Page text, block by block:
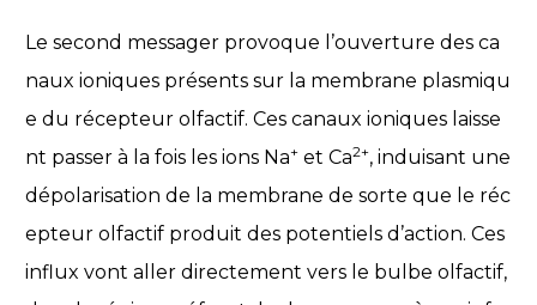
Le second messager provoque l’ouverture des ca
naux ioniques présents sur la membrane plasmiqu
e du récepteur olfactif. Ces canaux ioniques laisse
nt passer à la fois les ions Na+et Ca2+, induisant une
dépolarisation de la membrane de sorte que le réc
epteur olfactif produit des potentiels d’action. Ces
influx vont aller directement vers le bulbe olfactif,